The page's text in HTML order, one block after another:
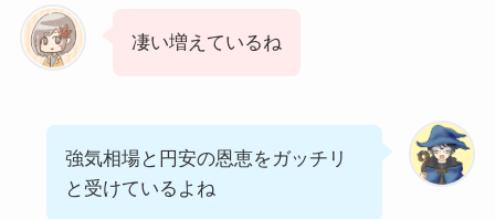
凄い増えているね
強気相場と円安の恩恵をガッチリ
と受けているよね